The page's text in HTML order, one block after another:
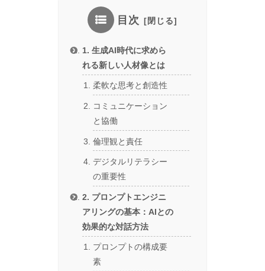
目次
1. 生成AI時代に求めら
れる新しい人材像とは
柔軟な思考と創造性
コミュニケーション
と協働
倫理観と責任
デジタルリテラシー
の重要性
2. プロンプトエンジニ
アリングの基本：AIとの
効果的な対話方法
プロンプトの構成要
素